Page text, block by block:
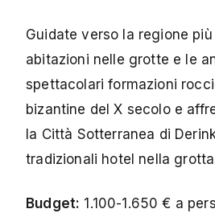
Guidate verso la regione
abitazioni nelle grotte e le
spettacolari formazioni
bizantine del X secolo e
la Città Sotterranea di
tradizionali hotel nella
Budget: 1.100-1.650 € a